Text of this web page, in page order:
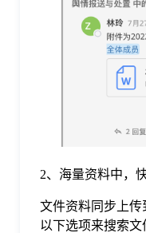
2、海量资料中，
文件资料同步上
以下选项来搜索